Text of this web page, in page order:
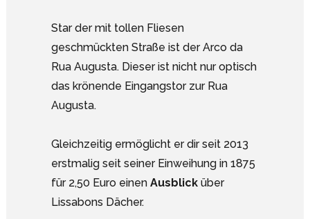
Star der mit tollen Fliesen
geschmückten Straße ist der Arco da
Rua Augusta. Dieser ist nicht nur optisch
das krönende Eingangstor zur Rua
Augusta.
Gleichzeitig ermöglicht er dir seit 2013
erstmalig seit seiner Einweihung in 1875
für 2,50 Euro einen Ausblick über
Lissabons Dächer.